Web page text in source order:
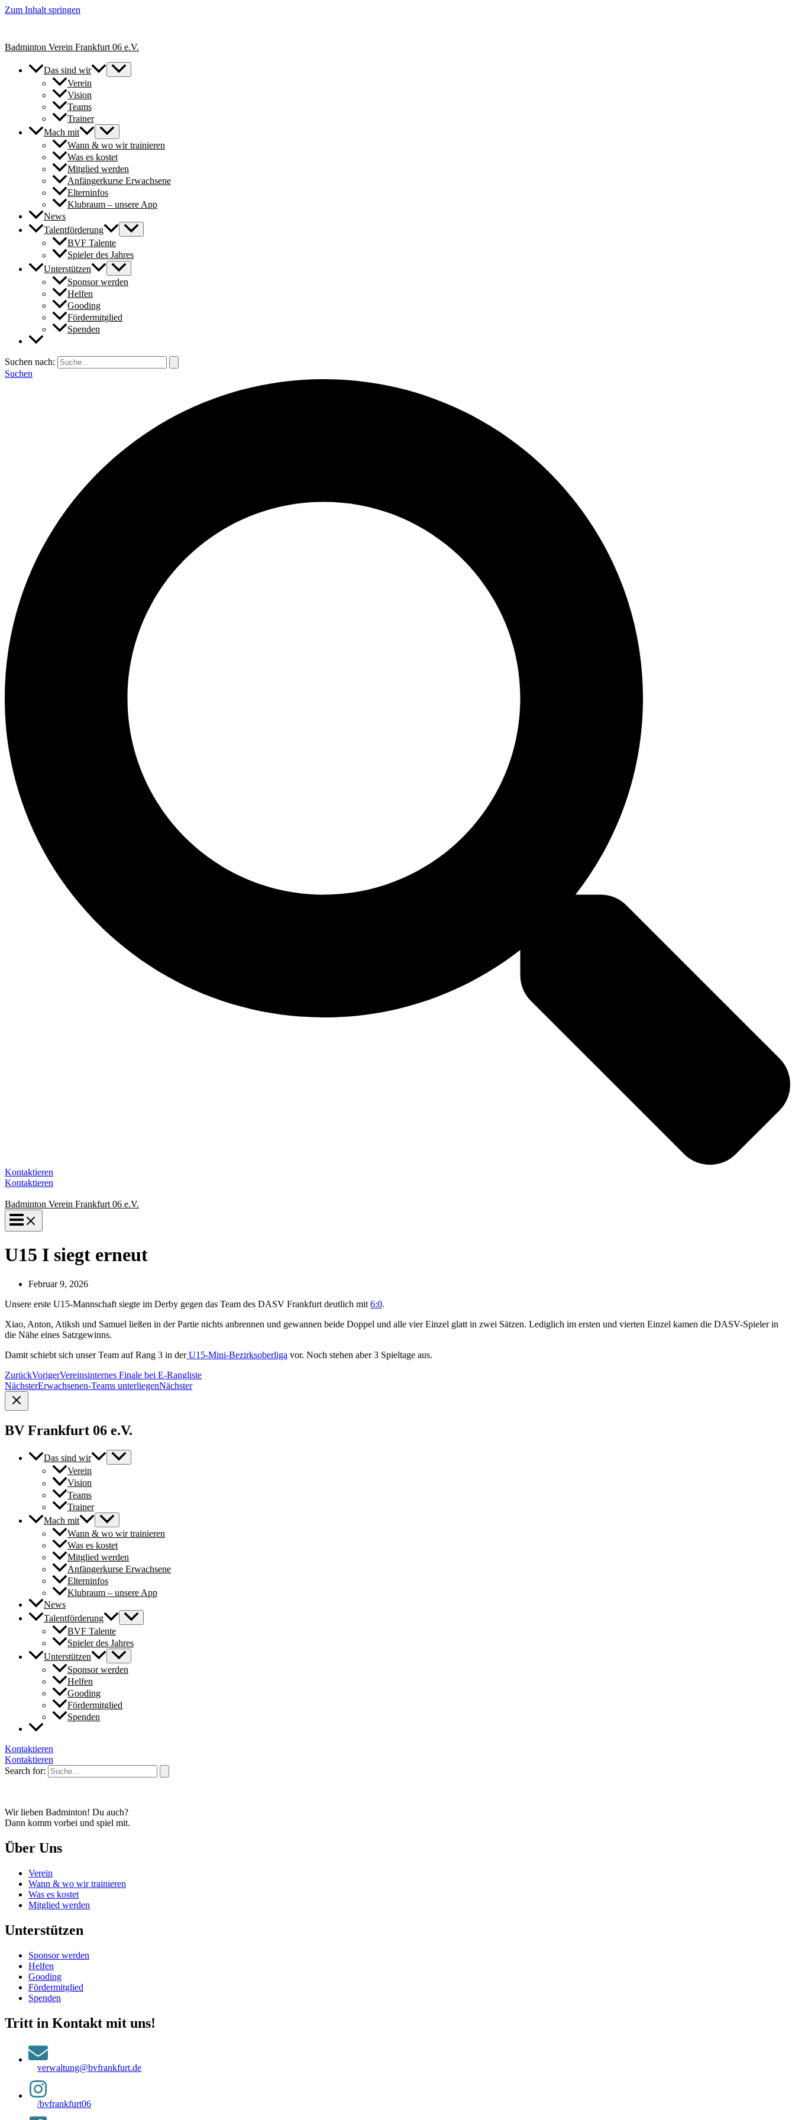
Zum Inhalt springen
Badminton Verein Frankfurt 06 e.V.
Das sind wir
Verein
Vision
Teams
Trainer
Mach mit
Wann & wo wir trainieren
Was es kostet
Mitglied werden
Anfängerkurse Erwachsene
Elterninfos
Klubraum – unsere App
News
Talentförderung
BVF Talente
Spieler des Jahres
Unterstützen
Sponsor werden
Helfen
Gooding
Fördermitglied
Spenden
Suchen nach:
Suchen
Kontaktieren
Kontaktieren
Badminton Verein Frankfurt 06 e.V.
U15 I siegt erneut
Februar 9, 2026
Unsere erste U15-Mannschaft siegte im Derby gegen das Team des DASV Frankfurt deutlich mit 6:0.
Xiao, Anton, Atiksh und Samuel ließen in der Partie nichts anbrennen und gewannen beide Doppel und alle vier Einzel glatt in zwei Sätzen. Lediglich im ersten und vierten Einzel kamen die DASV-Spieler in
die Nähe eines Satzgewinns.
Damit schiebt sich unser Team auf Rang 3 in derU15-Mini-Bezirksoberliga vor. Noch stehen aber 3 Spieltage aus.
ZurückVorigerVereinsinternes Finale bei E-Rangliste
NächsterErwachsenen-Teams unterliegenNächster
BV Frankfurt 06 e.V.
Das sind wir
Verein
Vision
Teams
Trainer
Mach mit
Wann & wo wir trainieren
Was es kostet
Mitglied werden
Anfängerkurse Erwachsene
Elterninfos
Klubraum – unsere App
News
Talentförderung
BVF Talente
Spieler des Jahres
Unterstützen
Sponsor werden
Helfen
Gooding
Fördermitglied
Spenden
Kontaktieren
Kontaktieren
Search for:
Wir lieben Badminton! Du auch?
Dann komm vorbei und spiel mit.
Über Uns
Verein
Wann & wo wir trainieren
Was es kostet
Mitglied werden
Unterstützen
Sponsor werden
Helfen
Gooding
Fördermitglied
Spenden
Tritt in Kontakt mit uns!
verwaltung@bvfrankfurt.de
/bvfrankfurt06